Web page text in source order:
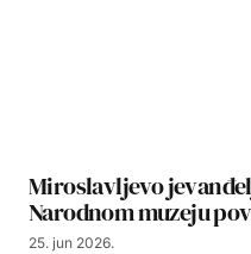
Miroslavljevo
Narodnom muzeju
25. jun 2026.